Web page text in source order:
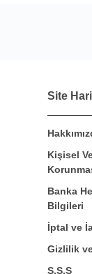
Site
Kişisel
Banka
Bilgileri
İptal ve
Gizlilik
S.S.S